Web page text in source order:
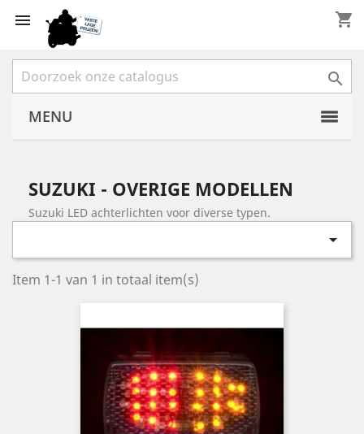
 shopping_cart

MENU
SUZUKI - OVERIGE MODELLEN
Suzuki LED achterlichten voor diverse typen.

Item 1-1 van 1 in totaal item(s)